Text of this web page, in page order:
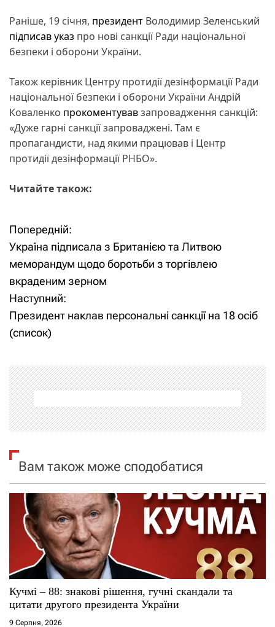
Раніше, 19 січня, президент Володимир Зеленський
підписав указ про нові санкції Ради національної
безпеки і оборони України.
Також керівник Центру протидії дезінформації Ради
національної безпеки і оборони України Андрій
Коваленко прокоментувавзапровадження санкцій:
«Дуже гарні санкції запроваджені. Там є
пропагандисти, над якими працював і Центр
протидії дезінформації РНБО».
Читайте також:
Н
а
в
і
г
а
ц
і
а
с
і
Попередній:
Україна підписала з Британією та Литвою
меморандум щодо боротьби з торгівлею
вкраденим зерном
Наступний:
Президент наклав персональні санкції на 18 осіб
(список)
Вам також може сподобатися
Кучмі – 88: знакові рішення, гучні скандали та
цитати другого президента України
9 Серпня, 2026